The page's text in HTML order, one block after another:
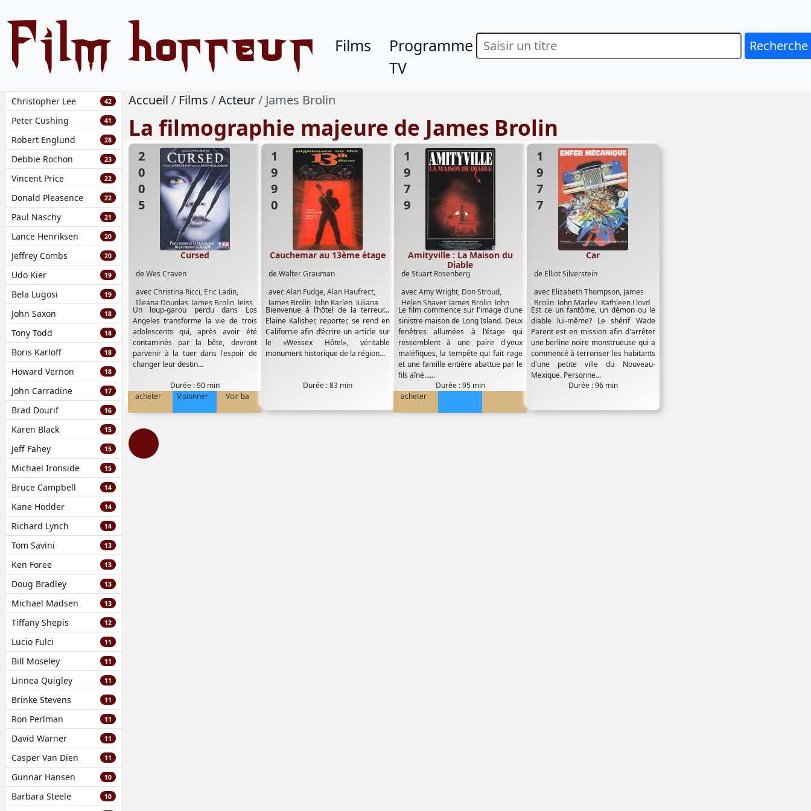
Film horreur Films
Programme
TV
Recherche
Christopher Lee 42
Peter Cushing 41
Robert Englund 28
Debbie Rochon 23
Vincent Price 22
Donald Pleasence 22
Paul Naschy 21
Lance Henriksen 20
Jeffrey Combs 20
Udo Kier 19
Bela Lugosi 19
John Saxon 18
Tony Todd 18
Boris Karloff 18
Howard Vernon 18
John Carradine 17
Brad Dourif 16
Karen Black 15
Jeff Fahey 15
Michael Ironside 15
Bruce Campbell 14
Kane Hodder 14
Richard Lynch 14
Tom Savini 13
Ken Foree 13
Doug Bradley 13
Michael Madsen 13
Tiffany Shepis 12
Lucio Fulci 11
Bill Moseley 11
Linnea Quigley 11
Brinke Stevens 11
Ron Perlman 11
David Warner 11
Casper Van Dien 11
Gunnar Hansen 10
Barbara Steele 10
Accueil Films Acteur James Brolin
La filmographie majeure de James Brolin
2005
deWes Craven
avecChristina Ricci, Eric Ladin,
Illeana Douglas James Brolin, Jeiss
Eisanberg,Joshua jackson,Omar
Epps,Robert Forster Scott Foley ,
Shannon Elizabeth
Cursed
Un loup-garou perdu dans Los
Angeles transforme la vie de trois
adolescents qui, après avoir été
contaminés par la bête, devront
parvenir à la tuer dans l'espoir de
changer leur destin…
Durée : 90 min
acheter
Visionner Voir ba
1990
deWalter Grauman
avecAlan Fudge,Alan Haufrect,
James Brolin, John Karlen, Juliana
Donald,Kerry Noonan,Louise
Fletcher,Michel Greene, Terri Treas
Cauchemar au 13ème étage
Bienvenue à l’hôtel de la terreur...
Elaine Kalisher, reporter, se rend en
Californie afin d’écrire un article sur
le «Wessex Hôtel», véritable
monument historique de la région...
Durée : 83 min
1979
deStuart Rosenberg
avecAmy Wright, Don Stroud,
Helen Shaver, James Brolin, John
Larch, K.CµMartel,Margot Kidder,
Meeno Peluce,Michael Sacks,
Murray Hamilton,Natasha Ryan
Rod Steiger
Amityville : La Maison du
Diable
Le film commence sur l'image d'une
sinistre maison de Long Island. Deux
fenêtres allumées à l'étage qui
ressemblent à une paire d'yeux
maléfiques, la tempête qui fait rage
et une famille entière abattue par le
fils aîné…...
Durée : 95 min
acheter
1977
de Elliot Silverstein
avec Elizabeth Thompson, James
Brolin, John Marley, Kathleen Lloyd,
Ronny Cox
Car
Est ce un fantôme, un démon ou le
diable lui-même? Le shérif Wade
Parent est en mission afin d'arrêter
une berline noire monstrueuse qui a
commencé à terroriser les habitants
d'une petite ville du Nouveau-
Mexique. Personne...
Durée : 96 min